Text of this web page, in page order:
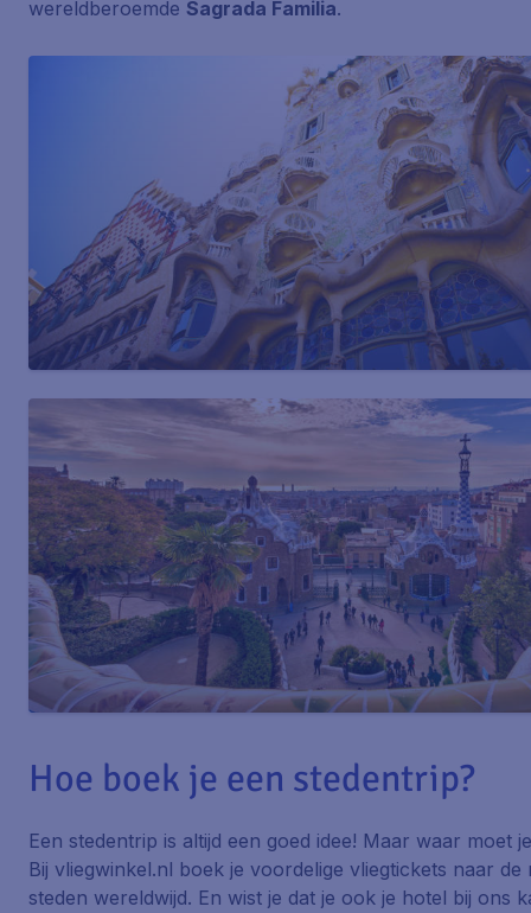
wereldberoemde Sagrada Familia.
Hoe boek je een stedentrip?
Een stedentrip is altijd een goed idee! Maar waar moet
Bij vliegwinkel.nl boek je voordelige vliegtickets naar de
steden wereldwijd. En wist je dat je ook je hotel bij ons